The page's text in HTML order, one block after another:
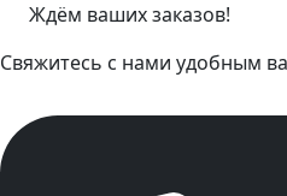
Ждём ваших заказов!
Свяжитесь с нами удобным